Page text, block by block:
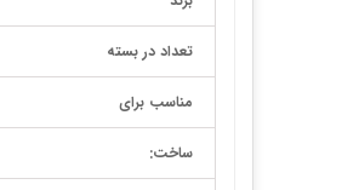
تعداد در بسته
مناسب برای
ساخت: